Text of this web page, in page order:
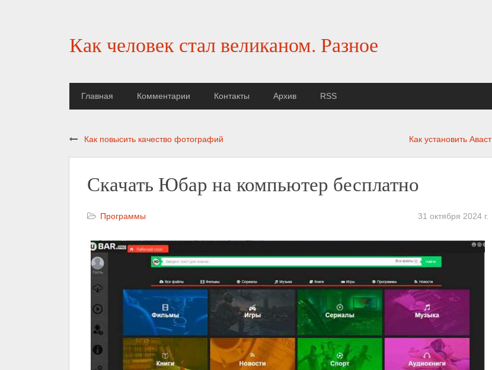
Как человек стал великаном. Разное
Главная Комментарии Контакты Архив RSS
Как повысить качество фотографий Как установить Аваст
Скачать Юбар на компьютер бесплатно
Программы 31 октября 2024 г.